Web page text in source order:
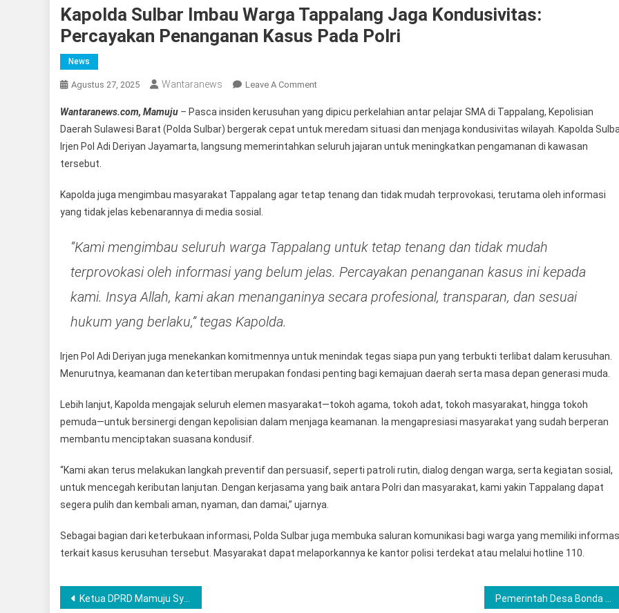
Kapolda Sulbar Imbau Warga Tappalang Jaga Kondusivitas:
Percayakan Penanganan Kasus Pada Polri
News
Agustus 27, 2025 Wantaranews Leave A CommentOn
Sulbar
Imbau
Warga
Kondusivitas:
Kasus
Polri
Wantaranews.com, Mamuju – Pasca insiden kerusuhan yang dipicu perkelahian antar pelajar SMA di Tappalang, Kepolisian
Daerah Sulawesi Barat (Polda Sulbar) bergerak cepat untuk meredam situasi dan menjaga kondusivitas wilayah. Kapolda
Irjen Pol Adi Deriyan Jayamarta, langsung memerintahkan seluruh jajaran untuk meningkatkan pengamanan di kawasan
tersebut.
Kapolda juga mengimbau masyarakat Tappalang agar tetap tenang dan tidak mudah terprovokasi, terutama oleh informasi
yang tidak jelas kebenarannya di media sosial.
“Kami mengimbau seluruh warga Tappalang untuk tetap tenang dan tidak mudah
terprovokasi oleh informasi yang belum jelas. Percayakan penanganan kasus ini kepada
kami. Insya Allah, kami akan menanganinya secara profesional, transparan, dan sesuai
hukum yang berlaku,” tegas Kapolda.
Irjen Pol Adi Deriyan juga menekankan komitmennya untuk menindak tegas siapa pun yang terbukti terlibat dalam kerusuhan.
Menurutnya, keamanan dan ketertiban merupakan fondasi penting bagi kemajuan daerah serta masa depan generasi muda.
Lebih lanjut, Kapolda mengajak seluruh elemen masyarakat—tokoh agama, tokoh adat, tokoh masyarakat, hingga tokoh
pemuda—untuk bersinergi dengan kepolisian dalam menjaga keamanan. Ia mengapresiasi masyarakat yang sudah berperan
membantu menciptakan suasana kondusif.
“Kami akan terus melakukan langkah preventif dan persuasif, seperti patroli rutin, dialog dengan warga, serta kegiatan sosial,
untuk mencegah keributan lanjutan. Dengan kerjasama yang baik antara Polri dan masyarakat, kami yakin Tappalang dapat
segera pulih dan kembali aman, nyaman, dan damai,” ujarnya.
Sebagai bagian dari keterbukaan informasi, Polda Sulbar juga membuka saluran komunikasi bagi warga yang memiliki
terkait kasus kerusuhan tersebut. Masyarakat dapat melaporkannya ke kantor polisi terdekat atau melalui hotline 110.
Navigasi
Ketua DPRD Mamuju Syamsuddin Hatta Tutup Pertandingan Bulutangkis di Kecamatan Sampaga